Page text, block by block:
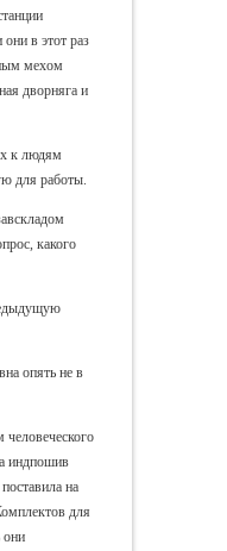
в этот раз
мехом
дворняга и
к людям
для работы.
какого
опять не в
индпошив
на
для
они